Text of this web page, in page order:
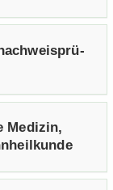
Me­di­zin,